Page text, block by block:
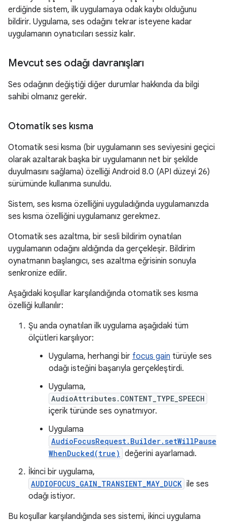
erdiğinde sistem, ilk uygulamaya odak kaybı olduğunu
bildirir. Uygulama, ses odağını tekrar isteyene kadar
uygulamanın oynatıcıları sessiz kalır.
Mevcut ses odağı davranışları
Ses odağının değiştiği diğer durumlar hakkında da bilgi
sahibi olmanız gerekir.
Otomatik ses kısma
Otomatik sesi kısma (bir uygulamanın ses seviyesini geçici
olarak azaltarak başka bir uygulamanın net bir şekilde
duyulmasını sağlama) özelliği Android 8.0 (API düzeyi 26)
sürümünde kullanıma sunuldu.
Sistem, ses kısma özelliğini uyguladığında uygulamanızda
ses kısma özelliğini uygulamanız gerekmez.
Otomatik ses azaltma, bir sesli bildirim oynatılan
uygulamanın odağını aldığında da gerçekleşir. Bildirim
oynatmanın başlangıcı, ses azaltma eğrisinin sonuyla
senkronize edilir.
Aşağıdaki koşullar karşılandığında otomatik ses kısma
özelliği kullanılır:
Şu anda oynatılan ilk uygulama aşağıdaki tüm
ölçütleri karşılıyor:
Uygulama, herhangi bir focus gain türüyle ses
odağı isteğini başarıyla gerçekleştirdi.
Uygulama,
AudioAttributes.CONTENT_TYPE_SPEECH
içerik türünde ses oynatmıyor.
Uygulama
AudioFocusRequest.Builder.setWillPause
WhenDucked(true) değerini ayarlamadı.
İkinci bir uygulama,
AUDIOFOCUS_GAIN_TRANSIENT_MAY_DUCK ile ses
odağı istiyor.
Bu koşullar karşılandığında ses sistemi, ikinci uygulama